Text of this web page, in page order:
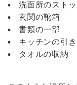
洗面所のストッ
玄関の靴箱
書類の一部
キッチンの引
タオルの収納